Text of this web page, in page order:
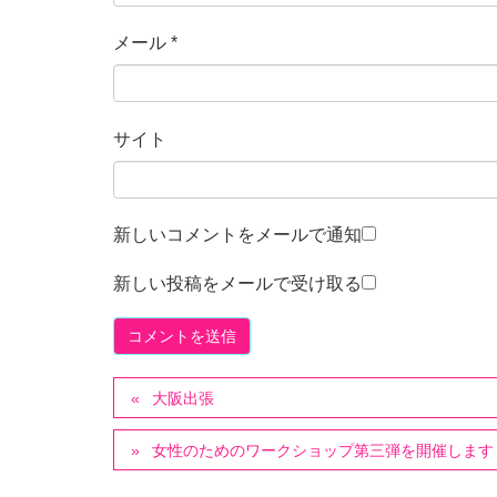
メール *
サイト
新しいコメントをメールで通知
新しい投稿をメールで受け取る
大阪出張
女性のためのワークショップ第三弾を開催します